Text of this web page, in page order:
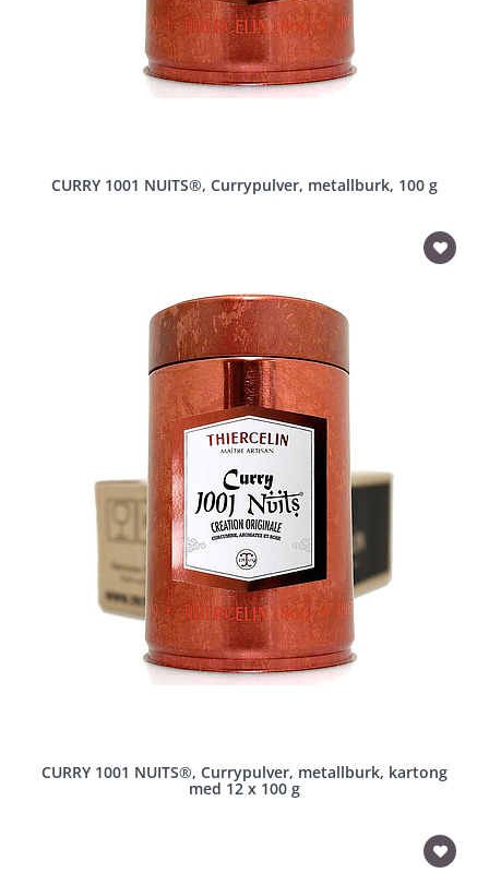
CURRY 1001 NUITS®, Currypulver, metallburk, 100 g
CURRY 1001 NUITS®, Currypulver, metallburk, kartong
med 12 x 100 g